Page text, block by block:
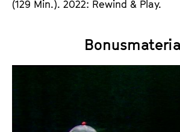
(129 Min.). 2022: Rewind & Play.